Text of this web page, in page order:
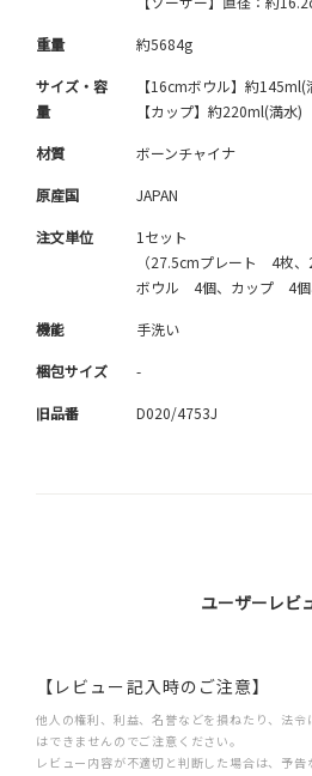
重量 約5684g
サイズ・容
量
【16cmボウル】約145ml(
【カップ】約220ml(満水)
材質 ボーンチャイナ
原産国 JAPAN
注文単位
1セット
（27.5cmプレート 4枚
ボウル 4個、カップ 4個
機能 手洗い
梱包サイズ -
旧品番 D020/4753J
ユーザーレビ
【レビュー記入時のご注意】
他人の権利、利益、名誉などを損ねたり、法
はできませんのでご注意ください。
レビュー内容が不適切と判断した場合は、予